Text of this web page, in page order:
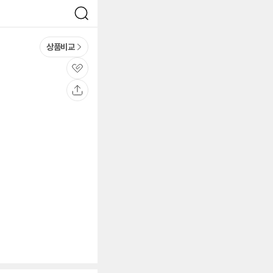
검
색
상품비교
관
심